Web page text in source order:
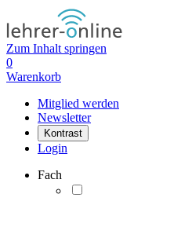
Zum Inhalt springen
0
Warenkorb
Mitglied werden
Newsletter
Kontrast
Login
Fach